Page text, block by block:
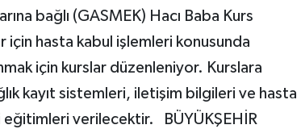
bağlı (GASMEK) Hacı Baba Kurs
için hasta kabul işlemleri konusunda
için kurslar düzenleniyor. Kurslara
kayıt sistemleri, iletişim bilgileri ve hasta
verilecektir. BÜYÜKŞEHİR